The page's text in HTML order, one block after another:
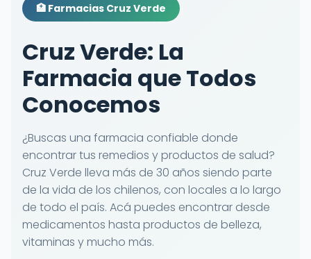
🏥 Farmacias Cruz Verde
Cruz Verde: La
Farmacia que Todos
Conocemos
¿Buscas una farmacia confiable donde
encontrar tus remedios y productos de salud?
Cruz Verde lleva más de 30 años siendo parte
de la vida de los chilenos, con locales a lo largo
de todo el país. Acá puedes encontrar desde
medicamentos hasta productos de belleza,
vitaminas y mucho más.